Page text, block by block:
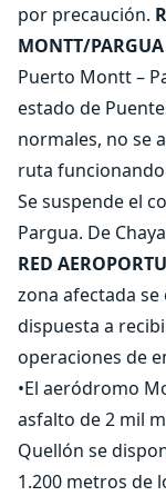
por precaución.
MONTT/PARGUA
Puerto Montt –
estado de
normales, no se
ruta
Se suspende el
Pargua. De
RED
zona afectada
dispuesta a
operaciones de
•El aeródromo
asfalto de 2 mil
Quellón se
1.200 metros de